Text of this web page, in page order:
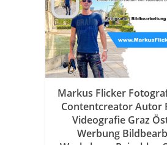
Markus Flicker
Contentcreator Autor
Videografie Graz
Werbung